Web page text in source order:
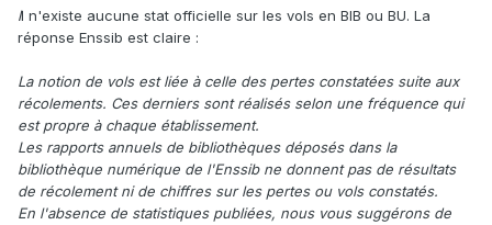
ll n'existe aucune stat officielle sur les vols en BIB ou BU. La
réponse Enssib est claire :
La notion de vols est liée à celle des pertes constatées suite aux
récolements. Ces derniers sont réalisés selon une fréquence qui
est propre à chaque établissement.
Les rapports annuels de bibliothèques déposés dans la
bibliothèque numérique de l'Enssib ne donnent pas de résultats
de récolement ni de chiffres sur les pertes ou vols constatés.
En l'absence de statistiques publiées, nous vous suggérons de